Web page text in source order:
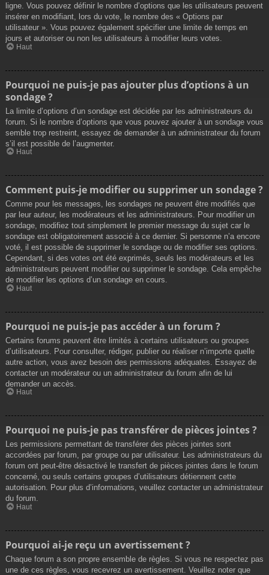
ligne. Vous pouvez définir le nombre d’options que les utilisateurs peuvent
insérer en modifiant, lors du vote, le nombre des « Options par
utilisateur ». Vous pouvez également spécifier une limite de temps en
jours et autoriser ou non les utilisateurs à modifier leurs votes.
Haut
Pourquoi ne puis-je pas ajouter plus d’options à un
sondage ?
La limite d’options d’un sondage est décidée par les administrateurs du
forum. Si le nombre d’options que vous pouvez ajouter à un sondage vous
semble trop restreint, essayez de demander à un administrateur du forum
s’il est possible de l’augmenter.
Haut
Comment puis-je modifier ou supprimer un sondage ?
Comme pour les messages, les sondages ne peuvent être modifiés que
par leur auteur, les modérateurs et les administrateurs. Pour modifier un
sondage, modifiez tout simplement le premier message du sujet car le
sondage est obligatoirement associé à ce dernier. Si personne n’a encore
voté, il est possible de supprimer le sondage ou de modifier ses options.
Cependant, si des votes ont été exprimés, seuls les modérateurs et les
administrateurs peuvent modifier ou supprimer le sondage. Cela empêche
de modifier les options d’un sondage en cours.
Haut
Pourquoi ne puis-je pas accéder à un forum ?
Certains forums peuvent être limités à certains utilisateurs ou groupes
d’utilisateurs. Pour consulter, rédiger, publier ou réaliser n’importe quelle
autre action, vous avez besoin des permissions adéquates. Essayez de
contacter un modérateur ou un administrateur du forum afin de lui
demander un accès.
Haut
Pourquoi ne puis-je pas transférer de pièces jointes ?
Les permissions permettant de transférer des pièces jointes sont
accordées par forum, par groupe ou par utilisateur. Les administrateurs du
forum ont peut-être désactivé le transfert de pièces jointes dans le forum
concerné, ou seuls certains groupes d’utilisateurs détiennent cette
autorisation. Pour plus d’informations, veuillez contacter un administrateur
du forum.
Haut
Pourquoi ai-je reçu un avertissement ?
Chaque forum a son propre ensemble de règles. Si vous ne respectez pas
une de ces règles, vous recevrez un avertissement. Veuillez noter que